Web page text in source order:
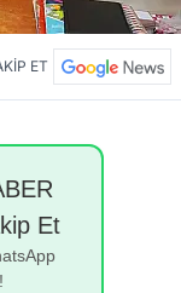
ET
Et